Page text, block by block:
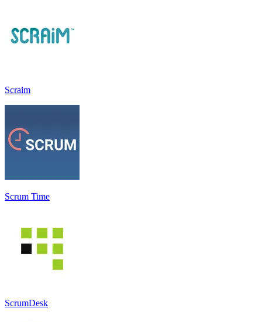
Scraim
Scrum Time
ScrumDesk